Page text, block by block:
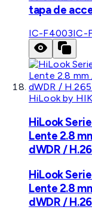
tapa de
IC-F4003IC-
HiLook by
HiLook
Lente 2.8
dWDR /
HiLook
Lente 2.8
dWDR /